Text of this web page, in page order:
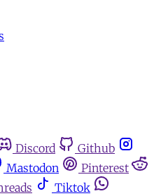
Discord
Github
Mastodon
Pinterest
Tiktok